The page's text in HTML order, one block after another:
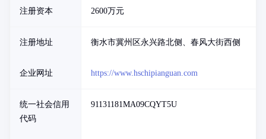
注册资本 2600万元
注册地址 衡水市冀州区永兴路北侧、春风大街西侧
企业网址 https://www.hschipianguan.com
统一社会信用
代码
91131181MA09CQYT5U